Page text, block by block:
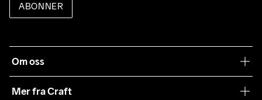
ABONNER
Om oss
Mer fra Craft